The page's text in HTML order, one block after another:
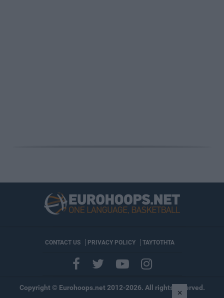
CONTACT US PRIVACY POLICY ΤΑΥΤΟΤΗΤΑ
Copyright © Eurohoops.net 2012-2026. All rights reserved.
×